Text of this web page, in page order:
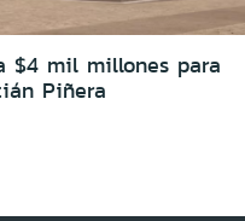
$4 mil millones para
Piñera